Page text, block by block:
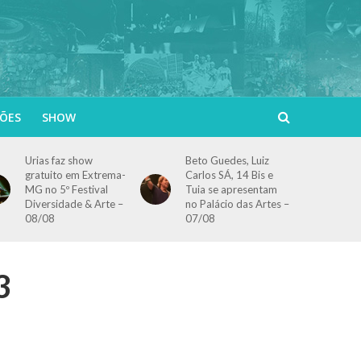
SHOW
Urias faz show
gratuito em Extrema-
MG no 5º Festival
Diversidade & Arte –
08/08
Beto Guedes, Luiz
Carlos SÁ, 14 Bis e
Tuia se apresentam
no Palácio das Artes –
07/08